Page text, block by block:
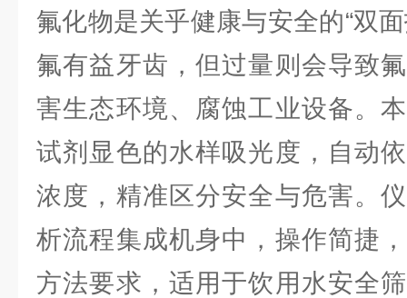
氟化物是关乎健康与安全的“双
氟有益牙齿，但过量则会导致
害生态环境、腐蚀工业设备。
试剂显色的水样吸光度，自动
浓度，精准区分安全与危害。
析流程集成机身中，操作简捷
方法要求，适用于饮用水安全